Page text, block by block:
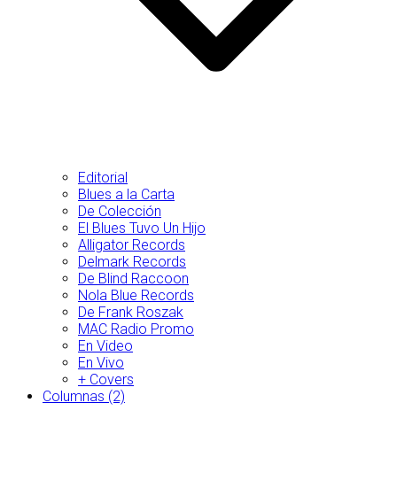
Editorial
Blues a la Carta
De Colección
El Blues Tuvo Un Hijo
Alligator Records
Delmark Records
De Blind Raccoon
Nola Blue Records
De Frank Roszak
MAC Radio Promo
En Video
En Vivo
+ Covers
Columnas (2)